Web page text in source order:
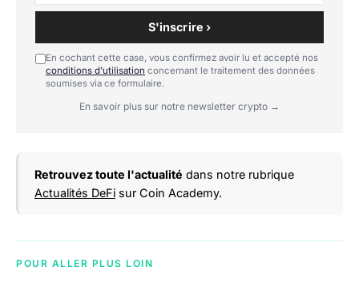
S'inscrire ›
En cochant cette case, vous confirmez avoir lu et accepté nos
conditions d'utilisation concernant le traitement des données
soumises via ce formulaire.
En savoir plus sur notre newsletter crypto →
Retrouvez toute l'actualité dans notre rubrique
Actualités DeFi sur Coin Academy.
POUR ALLER PLUS LOIN